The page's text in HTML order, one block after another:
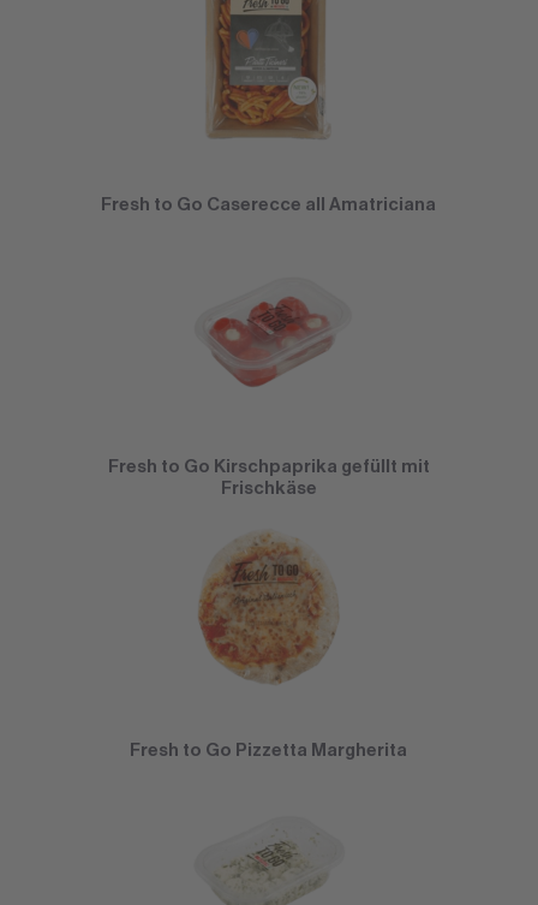
Fresh to Go Caserecce all Amatriciana
Fresh to Go Kirschpaprika gefüllt mit
Frischkäse
Fresh to Go Pizzetta Margherita